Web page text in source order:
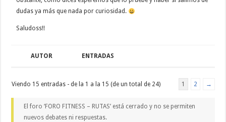
dudas ya más que nada por curiosidad.
Saludoss!!
AUTOR ENTRADAS
Viendo 15 entradas - de la 1 a la 15 (de un total de 24) 1 2 →
El foro ‘FORO FITNESS – RUTAS’ está cerrado y no se permiten
nuevos debates ni respuestas.